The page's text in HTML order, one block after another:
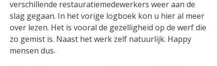
verschillende restauratiemedewerkers weer aan de
slag gegaan. In het vorige logboek kon u hier al meer
over lezen. Het is vooral de gezelligheid op de werf die
zo gemist is. Naast het werk zelf natuurlijk. Happy
mensen dus.